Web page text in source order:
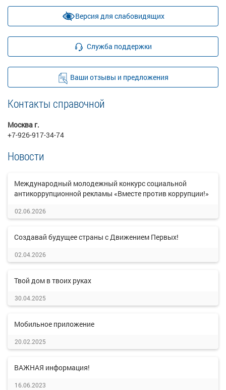
Версия для слабовидящих
Служба поддержки
Ваши отзывы и предложения
Контакты справочной
Москва г.
+7-926-917-34-74
Новости
Международный молодежный конкурс социальной
антикоррупционной рекламы «Вместе против коррупции!»
02.06.2026
Создавай будущее страны с Движением Первых!
02.04.2026
Твой дом в твоих руках
30.04.2025
Мобильное приложение
20.02.2025
ВАЖНАЯ информация!
16.06.2023